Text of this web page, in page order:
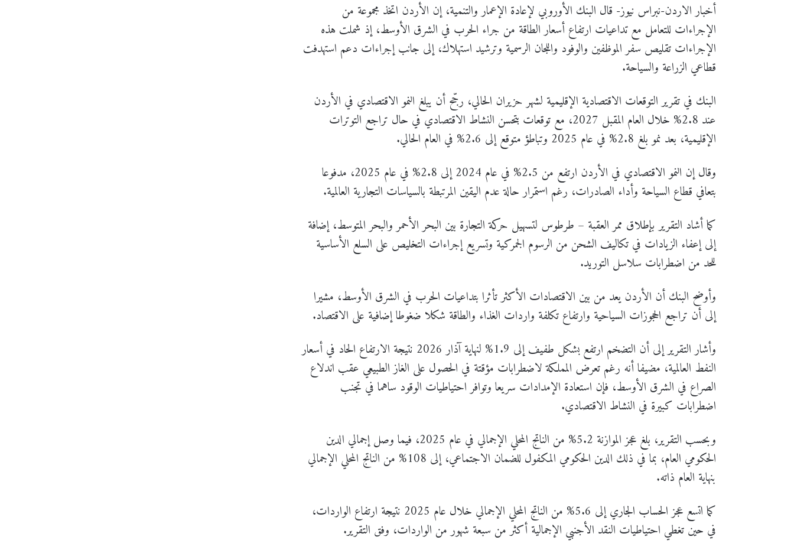
أخبار الاردن-نبراس نيوز- قال البنك الأوروبي لإعادة الإعمار والتنمية، إن الأردن اتخذ مجموعة من
الإجراءات للتعامل مع تداعيات ارتفاع أسعار الطاقة من جراء الحرب في الشرق الأوسط، إذ شملت هذه
الإجراءات تقليص سفر الموظفين والوفود واللجان الرسمية وترشيد استهلاك، إلى جانب إجراءات دعم استهدفت
قطاعي الزراعة والسياحة.
البنك في تقرير التوقعات الاقتصادية الإقليمية لشهر حزيران الحالي، رجّح أن يبلغ النمو الاقتصادي في الأردن
عند 2.8% خلال العام المقبل 2027، مع توقعات بتحسن النشاط الاقتصادي في حال تراجع التوترات
الإقليمية، بعد نمو بلغ 2.8% في عام 2025 وتباطؤ متوقع إلى 2.6% في العام الحالي.
وقال إن النمو الاقتصادي في الأردن ارتفع من 2.5% في عام 2024 إلى 2.8% في عام 2025، مدفوعا
بتعافي قطاع السياحة وأداء الصادرات، رغم استمرار حالة عدم اليقين المرتبطة بالسياسات التجارية العالمية.
كما أشاد التقرير بإطلاق ممر العقبة – طرطوس لتسهيل حركة التجارة بين البحر الأحمر والبحر المتوسط، إضافة
إلى إعفاء الزيادات في تكاليف الشحن من الرسوم الجمركية وتسريع إجراءات التخليص على السلع الأساسية
للحد من اضطرابات سلاسل التوريد.
وأوضح البنك أن الأردن يعد من بين الاقتصادات الأكثر تأثرا بتداعيات الحرب في الشرق الأوسط، مشيرا
إلى أن تراجع الحجوزات السياحية وارتفاع تكلفة واردات الغذاء والطاقة شكلا ضغوطا إضافية على الاقتصاد.
وأشار التقرير إلى أن التضخم ارتفع بشكل طفيف إلى 1.9% لنهاية آذار 2026 نتيجة الارتفاع الحاد في أسعار
النفط العالمية، مضيفا أنه رغم تعرض المملكة لاضطرابات مؤقتة في الحصول على الغاز الطبيعي عقب اندلاع
الصراع في الشرق الأوسط، فإن استعادة الإمدادات سريعا وتوافر احتياطيات الوقود ساهما في تجنب
اضطرابات كبيرة في النشاط الاقتصادي.
وبحسب التقرير، بلغ عجز الموازنة 5.2% من الناتج المحلي الإجمالي في عام 2025، فيما وصل إجمالي الدين
الحكومي العام، بما في ذلك الدين الحكومي المكفول للضمان الاجتماعي، إلى 108% من الناتج المحلي الإجمالي
بنهاية العام ذاته.
كما اتسع عجز الحساب الجاري إلى 5.6% من الناتج المحلي الإجمالي خلال عام 2025 نتيجة ارتفاع الواردات،
في حين تغطي احتياطيات النقد الأجنبي الإجمالية أكثر من سبعة شهور من الواردات، وفق التقرير.